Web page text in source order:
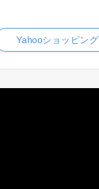
Yahooショッピング